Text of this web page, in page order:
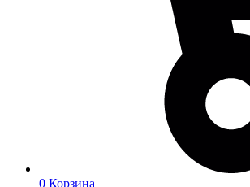
0 Корзина